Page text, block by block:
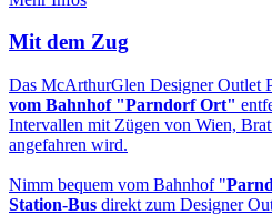
Mit dem Zug
Das McArthurGlen Designer Outlet
vom Bahnhof "Parndorf Ort"
Intervallen mit Zügen von Wien,
angefahren wird.
Nimm bequem vom Bahnhof "
Station-Bus direkt zum Designer